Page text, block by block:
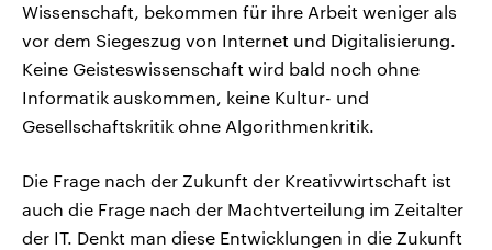
Wissenschaft, bekommen für ihre Arbeit weniger als
vor dem Siegeszug von Internet und Digitalisierung.
Keine Geisteswissenschaft wird bald noch ohne
Informatik auskommen, keine Kultur- und
Gesellschaftskritik ohne Algorithmenkritik.
Die Frage nach der Zukunft der Kreativwirtschaft ist
auch die Frage nach der Machtverteilung im Zeitalter
der IT. Denkt man diese Entwicklungen in die Zukunft